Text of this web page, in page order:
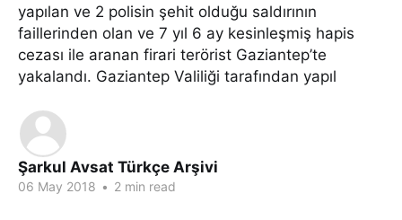
yapılan ve 2 polisin şehit olduğu saldırının
faillerinden olan ve 7 yıl 6 ay kesinleşmiş hapis
cezası ile aranan firari terörist Gaziantep’te
yakalandı. Gaziantep Valiliği tarafından yapıl
Şarkul Avsat Türkçe Arşivi
06 May 2018 • 2 min read